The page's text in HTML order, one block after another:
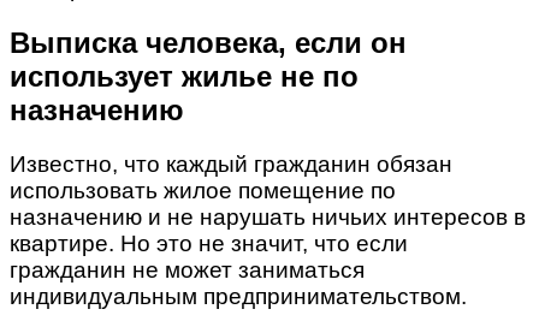
Выписка человека, если он
использует жилье не по
назначению
Известно, что каждый гражданин обязан
использовать жилое помещение по
назначению и не нарушать ничьих интересов в
квартире. Но это не значит, что если
гражданин не может заниматься
индивидуальным предпринимательством.